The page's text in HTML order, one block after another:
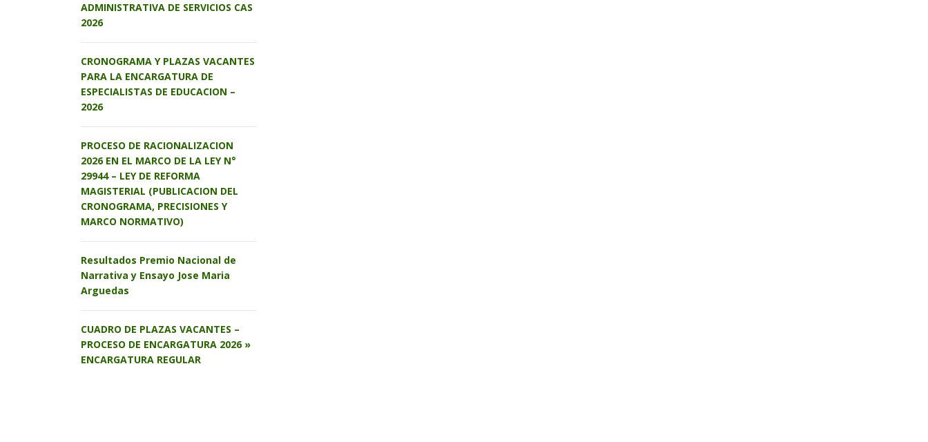
ADMINISTRATIVA DE SERVICIOS CAS
2026
CRONOGRAMA Y PLAZAS VACANTES
PARA LA ENCARGATURA DE
ESPECIALISTAS DE EDUCACION –
2026
PROCESO DE RACIONALIZACION
2026 EN EL MARCO DE LA LEY N°
29944 – LEY DE REFORMA
MAGISTERIAL (PUBLICACION DEL
CRONOGRAMA, PRECISIONES Y
MARCO NORMATIVO)
Resultados Premio Nacional de
Narrativa y Ensayo Jose Maria
Arguedas
CUADRO DE PLAZAS VACANTES –
PROCESO DE ENCARGATURA 2026 »
ENCARGATURA REGULAR